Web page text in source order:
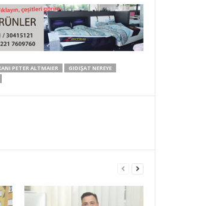
PETER ALTMAIER
GIDIŞAT NEREYE